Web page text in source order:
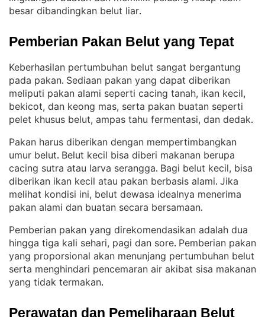
besar dibandingkan belut liar.
Pemberian Pakan Belut yang Tepat
Keberhasilan pertumbuhan belut sangat bergantung
pada pakan. Sediaan pakan yang dapat diberikan
meliputi pakan alami seperti cacing tanah, ikan kecil,
bekicot, dan keong mas, serta pakan buatan seperti
pelet khusus belut, ampas tahu fermentasi, dan dedak.
Pakan harus diberikan dengan mempertimbangkan
umur belut. Belut kecil bisa diberi makanan berupa
cacing sutra atau larva serangga. Bagi belut kecil, bisa
diberikan ikan kecil atau pakan berbasis alami. Jika
melihat kondisi ini, belut dewasa idealnya menerima
pakan alami dan buatan secara bersamaan.
Pemberian pakan yang direkomendasikan adalah dua
hingga tiga kali sehari, pagi dan sore. Pemberian pakan
yang proporsional akan menunjang pertumbuhan belut
serta menghindari pencemaran air akibat sisa makanan
yang tidak termakan.
Perawatan dan Pemeliharaan Belut